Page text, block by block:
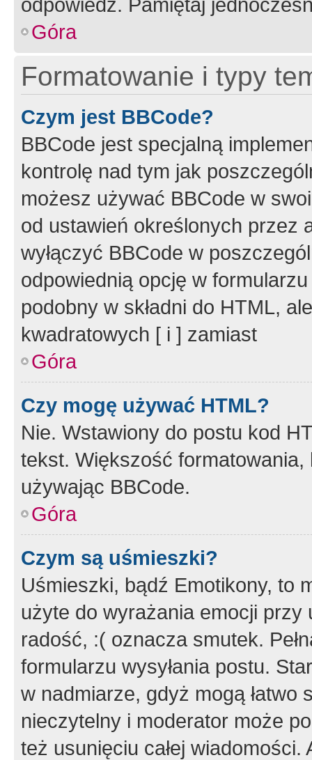
Góra
Formatowanie i typy
Czym jest BBCode?
BBCode jest specjalną
kontrolę nad tym jak
możesz używać BBCode w
od ustawień określonych przez
wyłączyć BBCode w
odpowiednią opcję w
podobny w składni do HTML,
kwadratowych [ i ] zamiast
Góra
Czy mogę używać HTML?
Nie. Wstawiony do postu kod
tekst. Większość
używając BBCode.
Góra
Czym są uśmieszki?
Uśmieszki, bądź Emotikony, to
użyte do wyrażania emocji
radość, :( oznacza smutek.
formularzu wysyłania postu.
w nadmiarze, gdyż mogą
nieczytelny i moderator może
też usunięciu całej